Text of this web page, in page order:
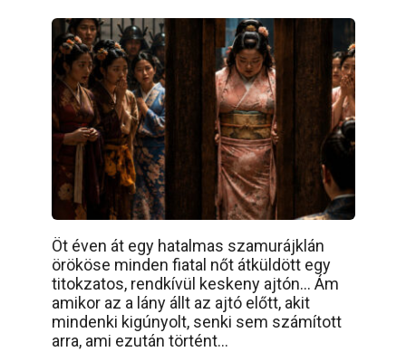
Öt éven át egy hatalmas szamurájklán
örököse minden fiatal nőt átküldött egy
titokzatos, rendkívül keskeny ajtón… Ám
amikor az a lány állt az ajtó előtt, akit
mindenki kigúnyolt, senki sem számított
arra, ami ezután történt…